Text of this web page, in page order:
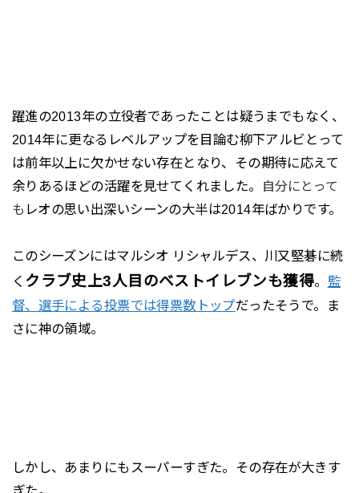
躍進の2013年の立役者であったことは疑うまでもなく、
2014年に更なるレベルアップを目論む柳下アルビとって
は前年以上に欠かせない存在となり、その期待に応えて
余りあるほどの活躍を見せてくれました。
自分にとって
も レオの思い出深いシーンの大半は2014年ばかりです。
このシーズンにはマルシオ リシャルデス、川又堅碁に続
く クラブ史上3人目のベストイレブンも獲得。 監
督、選手による投票では得票数トップだったそうで。ま
さに神の領域。
しかし、あまりにもスーパーすぎた。その存在が大きす